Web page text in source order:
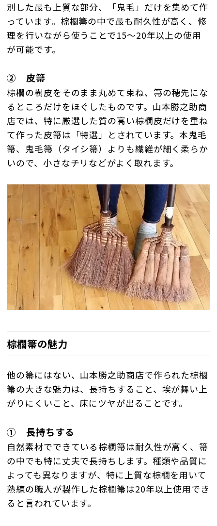
別した最も上質な部分、「鬼毛」だけを集めて作
っています。棕櫚箒の中で最も耐久性が高く、修
理を行いながら使うことで15～20年以上の使用
が可能です。
② 皮箒
棕櫚の樹皮をそのまま丸めて束ね、箒の穂先にな
るところだけをほぐしたものです。山本勝之助商
店では、特に厳選した質の高い棕櫚皮だけを重ね
て作った皮箒は「特選」とされています。本鬼毛
箒、鬼毛箒（タイシ箒）よりも繊維が細く柔らか
いので、小さなチリなどがよく取れます。
棕櫚箒の魅力
他の箒にはない、山本勝之助商店で作られた棕櫚
箒の大きな魅力は、長持ちすること、埃が舞い上
がりにくいこと、床にツヤが出ることです。
① 長持ちする
自然素材でできている棕櫚箒は耐久性が高く、箒
の中でも特に丈夫で長持ちします。種類や品質に
よっても異なりますが、特に上質な棕櫚を用いて
熟練の職人が製作した棕櫚箒は20年以上使用でき
ると言われています。